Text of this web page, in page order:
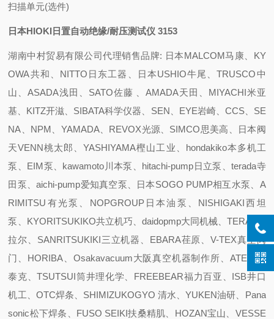
扫描单元(选件)
日本HIOKI日置自动绝缘/耐压测试仪 3153
湖南中村贸易有限公司代理销售品牌: 日本MALCOM马康、KY
OWA共和、NITTO日东工器、日本USHIO牛尾、TRUSCO中
山、ASADA浅田、SATO佐藤 、AMADA天田、MIYACHI米亚
基、KITZ开滋、SIBATA科学仪器、SEN、EYE岩崎、CCS、SE
NA、NPM、YAMADA、REVOX光源、SIMCO思美高、日本阀
天VENN桃太郎、YASHIYAMA樫山工业、hondakiko本多机工
泵、EIM泵、kawamoto川本泵、hitachi-pump日立泵、terada寺
田泵、aichi-pump爱知真空泵、日本SOGO PUMP相互水泵、A
RIMITSU有光泵、NOPGROUP日本油泵、NISHIGAKI西坦
泵、KYORITSUKIKO共立机巧、daidopmp大同机械、TERAL泰
拉尔、SANRITSUKIKI三立机器、EBARA荏原、V-TEX真空阀
门、HORIBA、Osakavacuum大阪真空机器制作所、ATEC 爱
泰克、TSUTSUI筒井理化学、FREEBEAR福力百亚、ISB井口
机工、OTC焊条、SHIMIZUKOGYO 清水、YUKEN油研、Pana
sonic松下焊条、FUSO SEIKI扶桑精肌、HOZAN宝山、VESSE